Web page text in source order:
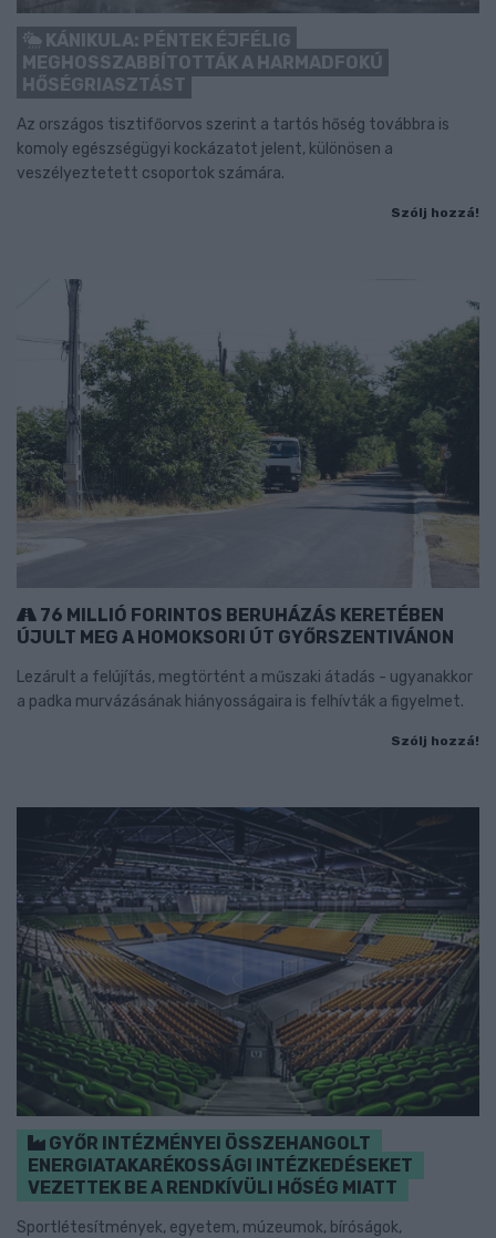
KÁNIKULA: PÉNTEK ÉJFÉLIG
MEGHOSSZABBÍTOTTÁK A HARMADFOKÚ
HŐSÉGRIASZTÁST
Az országos tisztifőorvos szerint a tartós hőség továbbra is
komoly egészségügyi kockázatot jelent, különösen a
veszélyeztetett csoportok számára.
Szólj hozzá!
76 MILLIÓ FORINTOS BERUHÁZÁS KERETÉBEN
ÚJULT MEG A HOMOKSORI ÚT GYŐRSZENTIVÁNON
Lezárult a felújítás, megtörtént a műszaki átadás - ugyanakkor
a padka murvázásának hiányosságaira is felhívták a figyelmet.
Szólj hozzá!
GYŐR INTÉZMÉNYEI ÖSSZEHANGOLT
ENERGIATAKARÉKOSSÁGI INTÉZKEDÉSEKET
VEZETTEK BE A RENDKÍVÜLI HŐSÉG MIATT
Sportlétesítmények, egyetem, múzeumok, bíróságok,